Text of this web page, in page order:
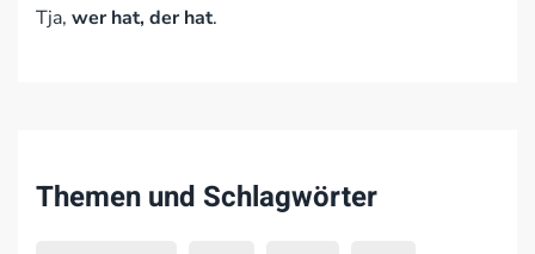
Tja, wer hat, der hat.
Themen und Schlagwörter